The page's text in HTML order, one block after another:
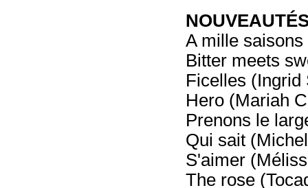
A mille
Bitter meets
Ficelles (Ingrid
Hero (Mariah
Prenons le
Qui sait
S'aimer
The rose